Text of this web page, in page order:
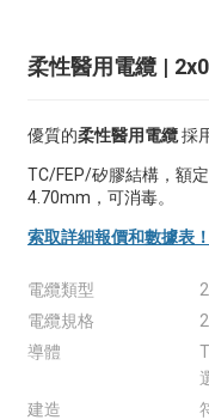
柔性醫用電纜 |
優質的柔性醫用電纜採
TC/FEP/矽膠結構，額
4.70mm，可消毒。
索取詳細報價和數據表！
電纜類型
電纜規格
導體
建造